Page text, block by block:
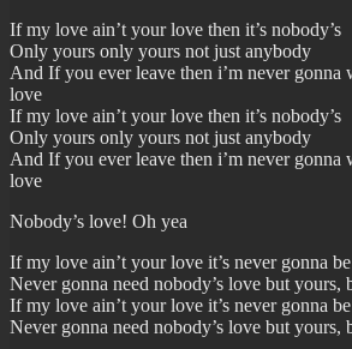
If my love ain’t your love then it’s nobody’s
Only yours only yours not just anybody
And If you ever leave then i’m never gonna
love
If my love ain’t your love then it’s nobody’s
Only yours only yours not just anybody
And If you ever leave then i’m never gonna
love
Nobody’s love! Oh yea
If my love ain’t your love it’s never gonna
Never gonna need nobody’s love but yours,
If my love ain’t your love it’s never gonna
Never gonna need nobody’s love but yours,